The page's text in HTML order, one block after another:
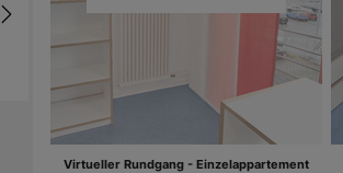
Virtueller Rundgang - Einzelappartement
Toggle Dropdown